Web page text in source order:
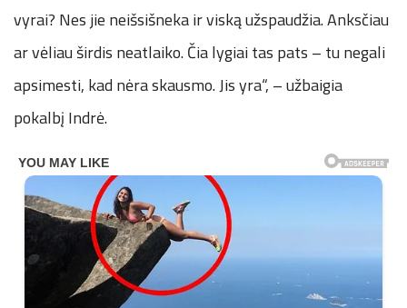
vyrai? Nes jie neišsišneka ir viską užspaudžia. Anksčiau
ar vėliau širdis neatlaiko. Čia lygiai tas pats – tu negali
apsimesti, kad nėra skausmo. Jis yra“, – užbaigia
pokalbį Indrė.